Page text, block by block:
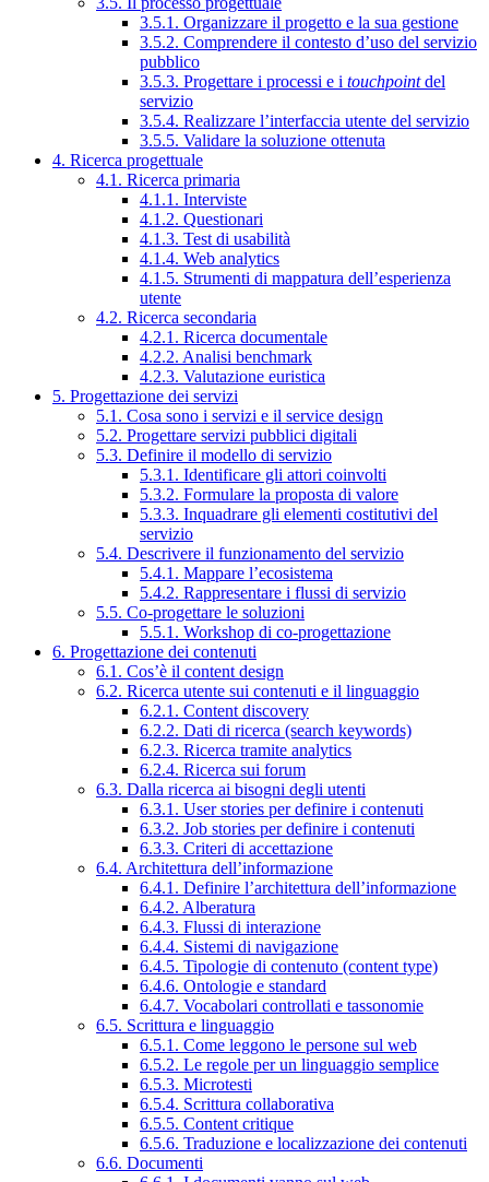
3.5.1. Organizzare il progetto e la sua gestione
3.5.2. Comprendere il contesto d’uso del servizio
pubblico
3.5.3. Progettare i processi e i touchpointdel
servizio
3.5.4. Realizzare l’interfaccia utente del servizio
3.5.5. Validare la soluzione ottenuta
4. Ricerca progettuale
4.1. Ricerca primaria
4.1.1. Interviste
4.1.2. Questionari
4.1.3. Test di usabilità
4.1.4. Web analytics
4.1.5. Strumenti di mappatura dell’esperienza
utente
4.2. Ricerca secondaria
4.2.1. Ricerca documentale
4.2.2. Analisi benchmark
4.2.3. Valutazione euristica
5. Progettazione dei servizi
5.1. Cosa sono i servizi e il service design
5.2. Progettare servizi pubblici digitali
5.3. Definire il modello di servizio
5.3.1. Identificare gli attori coinvolti
5.3.2. Formulare la proposta di valore
5.3.3. Inquadrare gli elementi costitutivi del
servizio
5.4. Descrivere il funzionamento del servizio
5.4.1. Mappare l’ecosistema
5.4.2. Rappresentare i flussi di servizio
5.5. Co-progettare le soluzioni
5.5.1. Workshop di co-progettazione
6. Progettazione dei contenuti
6.1. Cos’è il content design
6.2. Ricerca utente sui contenuti e il linguaggio
6.2.1. Content discovery
6.2.2. Dati di ricerca (search keywords)
6.2.3. Ricerca tramite analytics
6.2.4. Ricerca sui forum
6.3. Dalla ricerca ai bisogni degli utenti
6.3.1. User stories per definire i contenuti
6.3.2. Job stories per definire i contenuti
6.3.3. Criteri di accettazione
6.4. Architettura dell’informazione
6.4.1. Definire l’architettura dell’informazione
6.4.2. Alberatura
6.4.3. Flussi di interazione
6.4.4. Sistemi di navigazione
6.4.5. Tipologie di contenuto (content type)
6.4.6. Ontologie e standard
6.4.7. Vocabolari controllati e tassonomie
6.5. Scrittura e linguaggio
6.5.1. Come leggono le persone sul web
6.5.2. Le regole per un linguaggio semplice
6.5.3. Microtesti
6.5.4. Scrittura collaborativa
6.5.5. Content critique
6.5.6. Traduzione e localizzazione dei contenuti
6.6. Documenti